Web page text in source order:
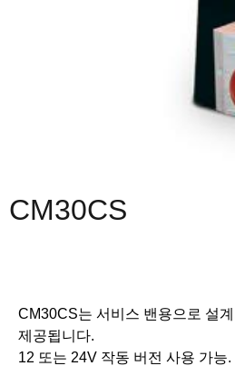
CM30CS
CM30CS는 서비스 밴용으로 설
제공됩니다.
12 또는 24V 작동 버전 사용 가능.